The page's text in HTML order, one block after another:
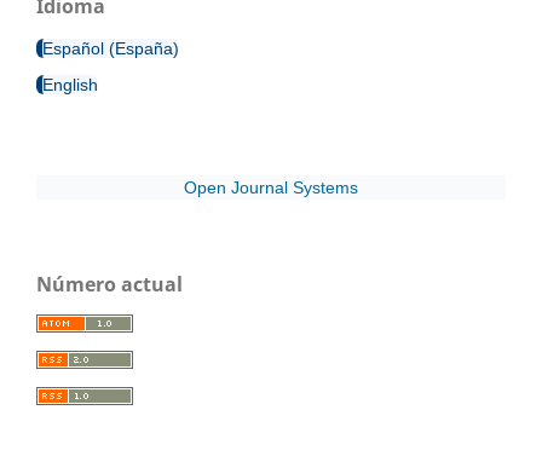
Idioma
Español (España)
English
Open Journal Systems
Número actual